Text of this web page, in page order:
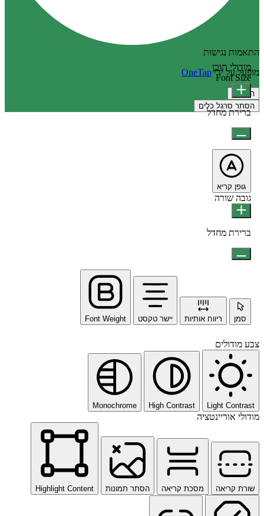
התאמות נגישות
מופעל על ידיOneTap
הצהרה
הסתר סרגל כלים
מודולי תוכן
Font Size
ברירת מחדל
גופן קריא
גובה שורה
ברירת מחדל
סמן ריווח אותיות יישר טקסט Font Weight
צבע מודולים
Light Contrast
High Contrast
Monochrome
מודולי אוריינטציה
שורת קריאה מסכת קריאה הסתר תמונות Highlight Content